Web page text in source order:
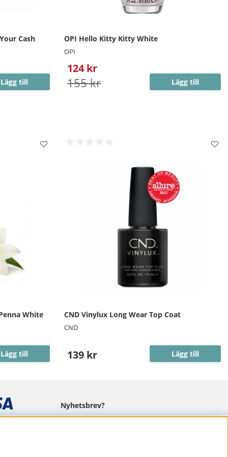
Cash
Lägg till
OPI Hello Kitty Kitty White
OPI
124 kr
155 kr Lägg till
White
Lägg till
CND Vinylux Long Wear Top Coat
CND
139 kr Lägg till
Nyhetsbrev?